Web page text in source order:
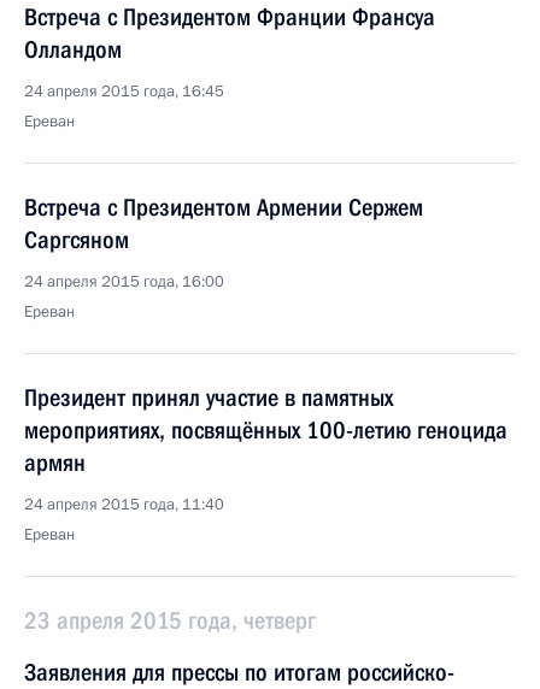
Встреча с Президентом Франции Франсуа
Олландом
24 апреля 2015 года, 16:45
Ереван
Встреча с Президентом Армении Сержем
Саргсяном
24 апреля 2015 года, 16:00
Ереван
Президент принял участие в памятных
мероприятиях, посвящённых 100-летию геноцида
армян
24 апреля 2015 года, 11:40
Ереван
23 апреля 2015 года, четверг
Заявления для прессы по итогам российско-